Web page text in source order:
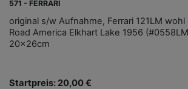
571 - FERRARI
original s/w Aufnahme, Ferrari 121LM wohl
Road America Elkhart Lake 1956
20x26cm
Startpreis: 20,00 €